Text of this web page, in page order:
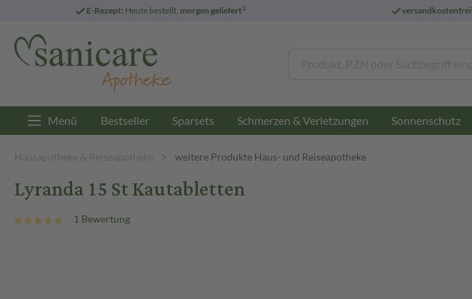
E-Rezept: Heute bestellt, morgen geliefert3 versandkostenfrei
Menü Bestseller Sparsets Schmerzen & Verletzungen Sonnenschutz
Hausapotheke & Reiseapotheke weitere Produkte Haus- und Reiseapotheke
Lyranda 15 St Kautabletten
1 Bewertung